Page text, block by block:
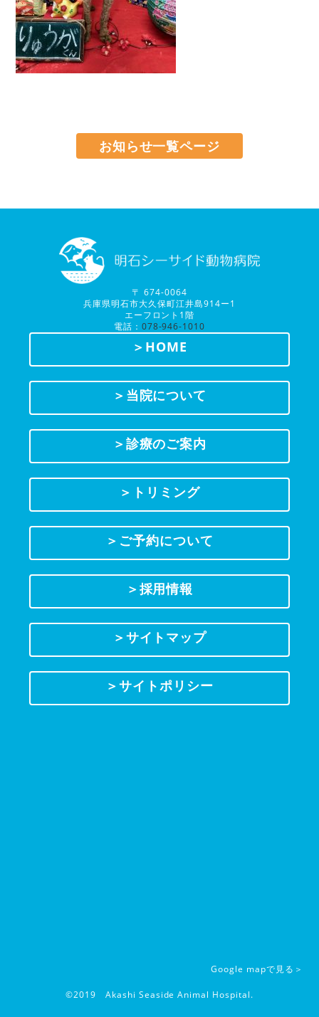
お知らせ一覧ページ
〒 674-0064
兵庫県明石市大久保町江井島914ー1
エーフロント1階
電話： 078-946-1010
＞HOME
＞当院について
＞診療のご案内
＞トリミング
＞ご予約について
＞採用情報
＞サイトマップ
＞サイトポリシー
Google mapで見る＞
©2019 Akashi Seaside Animal Hospital.